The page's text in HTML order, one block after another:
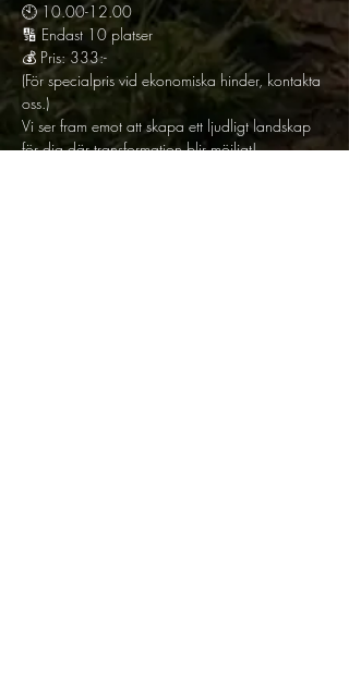
🕙 10.00-12.00
🔢 Endast 10 platser
💰 Pris: 333:-
(För specialpris vid ekonomiska hinder, kontakta
oss.)
Vi ser fram emot att skapa ett ljudligt landskap
för dig där transformation blir möjligt!